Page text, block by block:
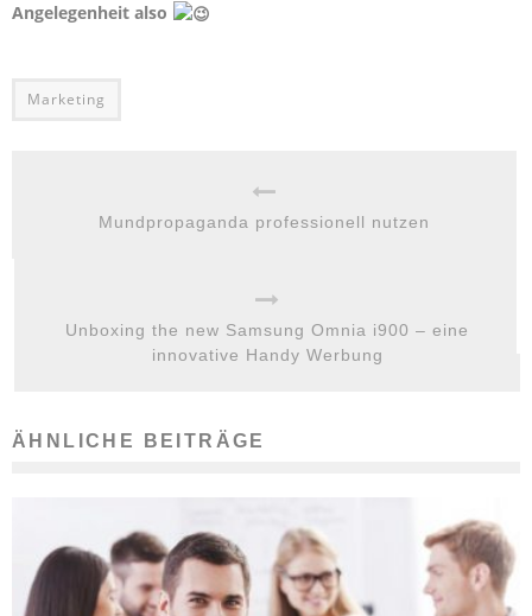
Angelegenheit also
Marketing
Mundpropaganda professionell nutzen
Unboxing the new Samsung Omnia i900 – eine
innovative Handy Werbung
ÄHNLICHE BEITRÄGE